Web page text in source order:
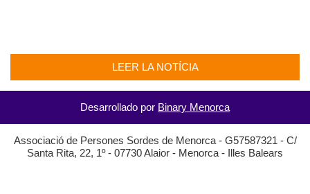
LEER LA NOTÍCIA
Desarrollado por Binary Menorca
Associació de Persones Sordes de Menorca - G57587321 - C/
Santa Rita, 22, 1º - 07730 Alaior - Menorca - Illes Balears